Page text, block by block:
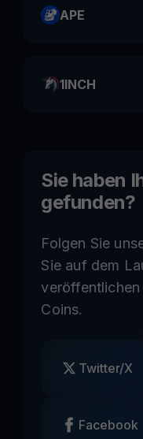
APE
1INCH
Sie haben
gefunden?
Folgen Sie
Sie auf dem
veröffentlichen
Coins.
Twitter/X
Facebook